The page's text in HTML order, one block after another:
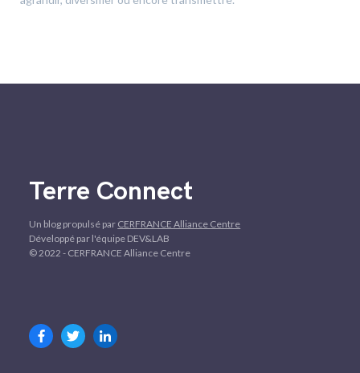
Terre Connect
Un blog propulsé par CERFRANCE Alliance Centre
Développé par l'équipe DEV&LAB
© 2022 - CERFRANCE Alliance Centre